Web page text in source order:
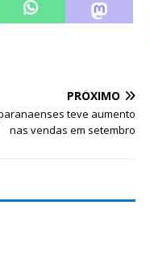
PRÓXIMO
teve aumento
nas vendas em setembro